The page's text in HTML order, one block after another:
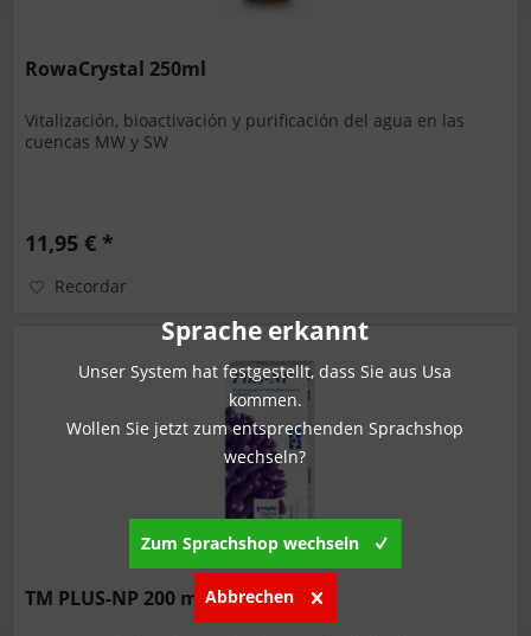
RowaCrystal 250ml
Vitalización, bioactivación y purificación del agua en las
cuencas MW y SW
11,95 € *
Recordar
TM PLUS-NP 200 ml
Sprache erkannt
Unser System hat festgestellt, dass Sie aus Usa
kommen.
Wollen Sie jetzt zum entsprechenden Sprachshop
wechseln?
Zum Sprachshop wechseln
Abbrechen